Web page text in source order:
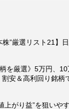
”厳選リスト21】
を厳選》5万円、
安＆高利回り銘柄
上がり益”を狙い